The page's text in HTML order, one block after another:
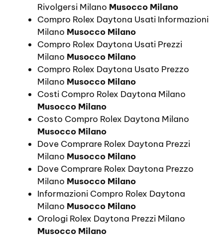
Rivolgersi Milano Musocco Milano
Compro Rolex Daytona Usati Informazioni
Milano Musocco Milano
Compro Rolex Daytona Usati Prezzi
Milano Musocco Milano
Compro Rolex Daytona Usato Prezzo
Milano Musocco Milano
Costi Compro Rolex Daytona Milano
Musocco Milano
Costo Compro Rolex Daytona Milano
Musocco Milano
Dove Comprare Rolex Daytona Prezzi
Milano Musocco Milano
Dove Comprare Rolex Daytona Prezzo
Milano Musocco Milano
Informazioni Compro Rolex Daytona
Milano Musocco Milano
Orologi Rolex Daytona Prezzi Milano
Musocco Milano